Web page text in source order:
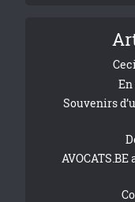
Souvenirs